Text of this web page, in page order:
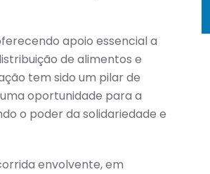
apoio essencial a
de alimentos e
tem sido um pilar de
oportunidade para a
o poder da solidariedade e
envolvente, em